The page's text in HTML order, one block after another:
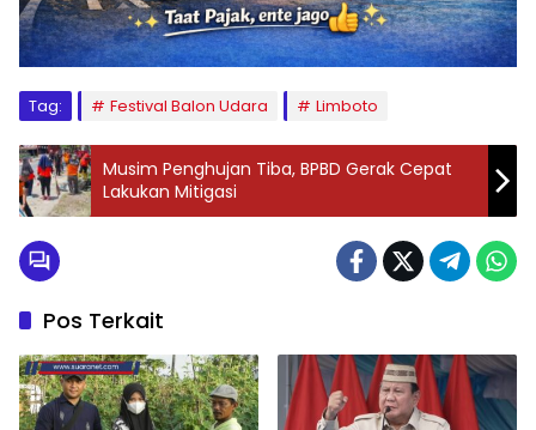
Tag: Festival Balon Udara Limboto
Musim Penghujan Tiba, BPBD Gerak Cepat
Lakukan Mitigasi
Pos Terkait